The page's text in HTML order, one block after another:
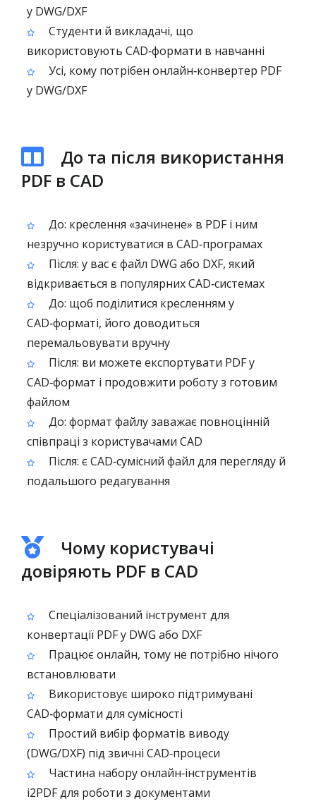
у DWG/DXF
Студенти й викладачі, що
використовують CAD‑формати в навчанні
Усі, кому потрібен онлайн‑конвертер PDF
у DWG/DXF
До та після використання
PDF в CAD
До: креслення «зачинене» в PDF і ним
незручно користуватися в CAD‑програмах
Після: у вас є файл DWG або DXF, який
відкривається в популярних CAD‑системах
До: щоб поділитися кресленням у
CAD‑форматі, його доводиться
перемальовувати вручну
Після: ви можете експортувати PDF у
CAD‑формат і продовжити роботу з готовим
файлом
До: формат файлу заважає повноцінній
співпраці з користувачами CAD
Після: є CAD‑сумісний файл для перегляду й
подальшого редагування
Чому користувачі
довіряють PDF в CAD
Спеціалізований інструмент для
конвертації PDF у DWG або DXF
Працює онлайн, тому не потрібно нічого
встановлювати
Використовує широко підтримувані
CAD‑формати для сумісності
Простий вибір форматів виводу
(DWG/DXF) під звичні CAD‑процеси
Частина набору онлайн‑інструментів
i2PDF для роботи з документами